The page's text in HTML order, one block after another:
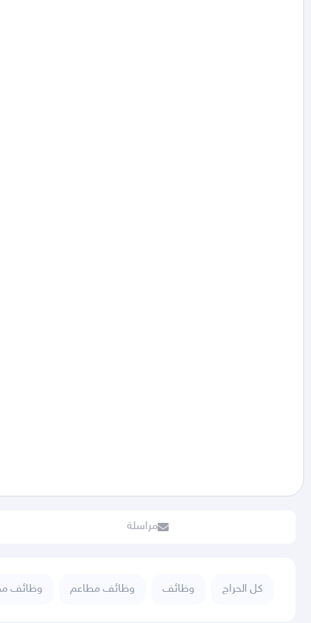
مراسلة
كل الحراج وظائف وظائف مطاعم وظائف